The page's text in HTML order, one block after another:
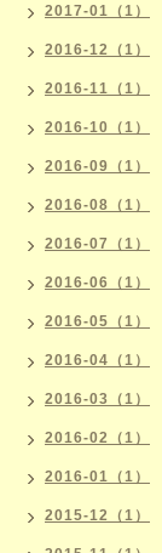
2017-01（1）
2016-12（1）
2016-11（1）
2016-10（1）
2016-09（1）
2016-08（1）
2016-07（1）
2016-06（1）
2016-05（1）
2016-04（1）
2016-03（1）
2016-02（1）
2016-01（1）
2015-12（1）